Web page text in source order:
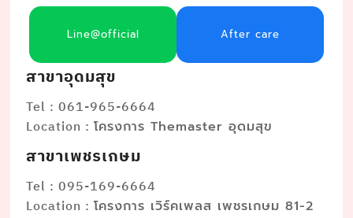
Line@official After care
สาขาอุดมสุข
Tel : 061-965-6664
Location :โครงการ Themaster อุดมสุข
สาขาเพชรเกษม
Tel : 095-169-6664
Location :โครงการ เวิร์คเพลส เพชรเกษม 81-2